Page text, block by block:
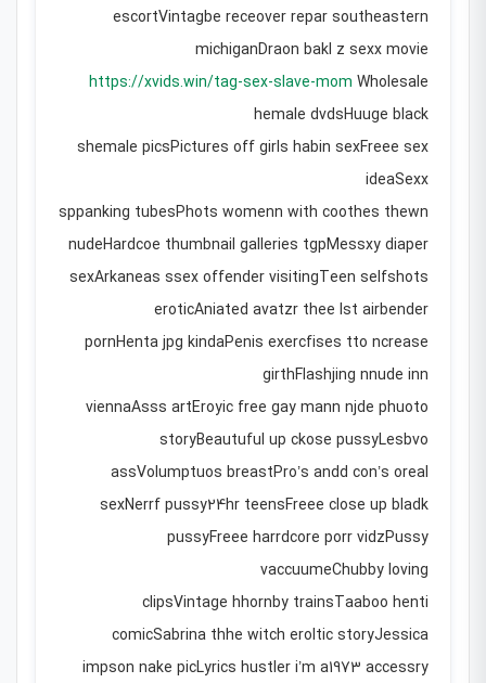
escortVintagbe receover repar southeastern
michiganDraon bakl z sexx movie
https://xvids.win/tag-sex-slave-mom Wholesale
hemale dvdsHuuge black
shemale picsPictures off girls habin sexFreee sex
ideaSexx
sppanking tubesPhots womenn with coothes thewn
nudeHardcoe thumbnail galleries tgpMessxy diaper
sexArkaneas ssex offender visitingTeen selfshots
eroticAniated avatzr thee lst airbender
pornHenta jpg kindaPenis exercfises tto ncrease
girthFlashjing nnude inn
viennaAsss artEroyic free gay mann njde phuoto
storyBeautuful up ckose pussyLesbvo
assVolumptuos breastPro’s andd con’s oreal
sexNerrf pussy24hr teensFreee close up bladk
pussyFreee harrdcore porr vidzPussy
vaccuumeChubby loving
clipsVintage hhornby trainsTaaboo henti
comicSabrina thhe witch eroltic storyJessica
impson nake picLyrics hustler i’m a1973 accessry